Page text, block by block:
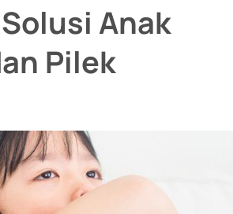
Anak
Pilek